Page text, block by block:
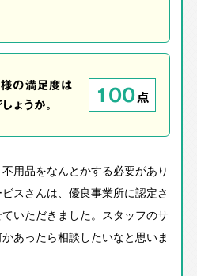
の満足度は
ょうか。
100点
用品をなんとかする必要があり
スさんは、優良事業所に認定さ
いただきました。スタッフのサ
あったら相談したいなと思いま